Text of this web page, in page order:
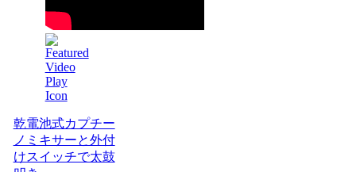
乾電池式カプチー
ノミキサーと外付
けスイッチで太鼓